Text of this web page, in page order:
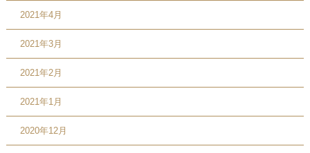
2021年4月
2021年3月
2021年2月
2021年1月
2020年12月